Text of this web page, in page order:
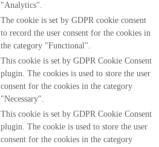
"Analytics".
The cookie is set by GDPR cookie consent
to record the user consent for the cookies in
the category "Functional".
This cookie is set by GDPR Cookie Consent
plugin. The cookies is used to store the user
consent for the cookies in the category
"Necessary".
This cookie is set by GDPR Cookie Consent
plugin. The cookie is used to store the user
consent for the cookies in the category